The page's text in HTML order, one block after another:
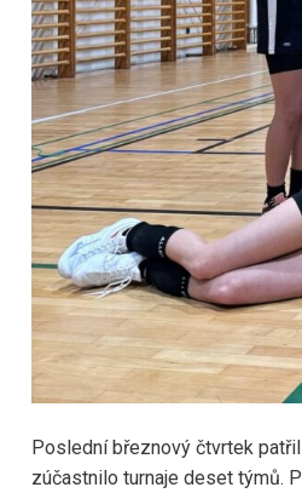
Poslední březnový čtvrtek
zúčastnilo turnaje deset týmů.